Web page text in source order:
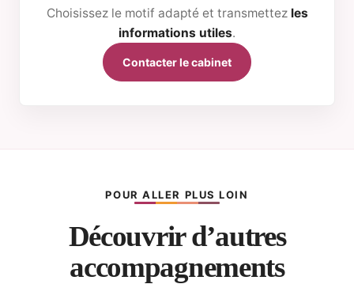
Choisissez le motif adapté et transmettez les
informations utiles.
Contacter le cabinet
POUR ALLER PLUS LOIN
Découvrir d’autres
accompagnements